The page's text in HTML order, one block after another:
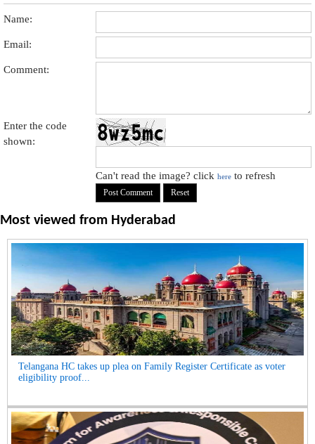
Name:
Email:
Comment:
Enter the code
shown:
Can't read the image? clickhere to refresh
Most viewed from Hyderabad
Telangana HC takes up plea on Family Register Certificate as voter
eligibility proof...